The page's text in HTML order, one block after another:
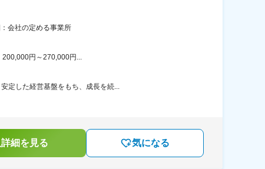
会社の定める事業所
円～270,000円...
定した経営基盤をもち、成長を続...
細を見る 気になる